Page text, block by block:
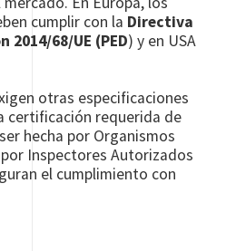
cumplir con la Directiva
2014/68/UE (PED) y en USA
otras especificaciones
certificación requerida de
hecha por Organismos
Inspectores Autorizados
el cumplimiento con